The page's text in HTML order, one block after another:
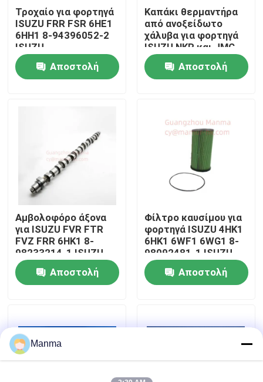
Σπίτι
Προϊόντα
Γύρος εργοστασίων
Ποιοτικός έλεγχος
Μας ελάτε σε επαφή με
Ζητήστε ένα απόσπασμα
Μέρη φορτηγών ISUZU
Τροχαίο για φορτηγά
ISUZU FRR FSR 6HE1
6HH1 8-94396052-2
ISUZU
Αποστολή
Καπάκι θερμαντήρα
από ανοξείδωτο
χάλυβα για φορτηγά
ISUZU NKR και JMC
1030 - OEM 8-
94116916-1Αποστολή
Αμβολοφόρο άξονα
για ISUZU FVR FTR
FVZ FRR 6HK1 8-
98233214-1 ISUZU
Τροχαία εξαρτήματα
Αποστολή
Φίλτρο καυσίμου για
φορτηγά ISUZU 4HK1
6HK1 6WF1 6WG1 8-
98092481-1 ISUZU
Αποστολή
Manma